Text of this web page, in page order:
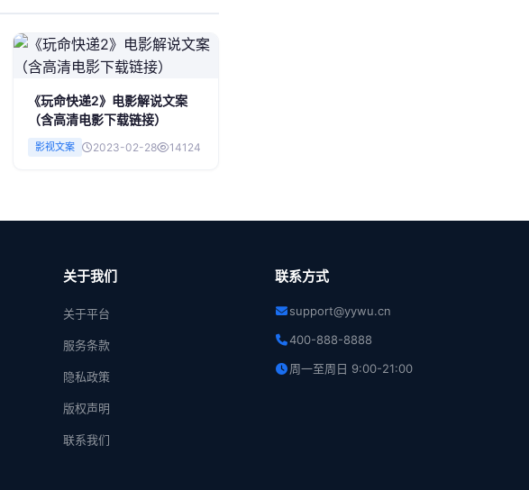
《玩命快递2》电影解说文案
（含高清电影下载链接）
影视文案 2023-02-28 14124
关于我们
关于平台
服务条款
隐私政策
版权声明
联系我们
联系方式
support@yywu.cn
400-888-8888
周一至周日 9:00-21:00